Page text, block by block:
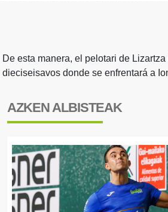
De esta manera, el pelotari de
dieciseisavos donde se enfrentará a
AZKEN ALBISTEAK